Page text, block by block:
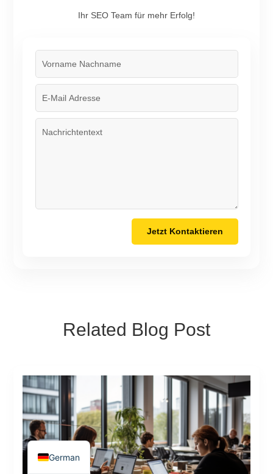
Ihr SEO Team für mehr Erfolg!
Jetzt Kontaktieren
Related Blog Post
German
English
French
Italian